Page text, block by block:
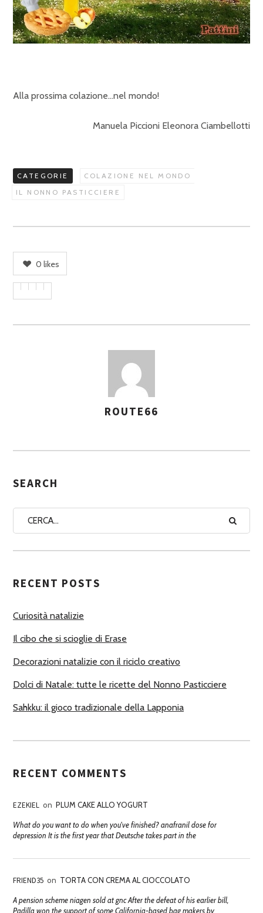
Alla prossima colazione…nel mondo!
Manuela Piccioni Eleonora Ciambellotti
CATEGORIE
COLAZIONE NEL MONDO
IL NONNO PASTICCIERE
0 likes
S
G
A
U
O
I
ROUTE66
SEARCH
RECENT POSTS
Curiosità natalizie
Il cibo che si scioglie di Erase
Decorazioni natalizie con il riciclo creativo
Dolci di Natale: tutte le ricette del Nonno Pasticciere
Sahkku: il gioco tradizionale della Lapponia
RECENT COMMENTS
EZEKIEL on PLUM CAKE ALLO YOGURT
What do you want to do when you've finished? anafranil dose for
depression It is the first year that Deutsche takes part in the
FRIEND35 on TORTA CON CREMA AL CIOCCOLATO
A pension scheme niagen sold at gnc After the defeat of his earlier bill,
Padilla won the support of some California-based bag makers by